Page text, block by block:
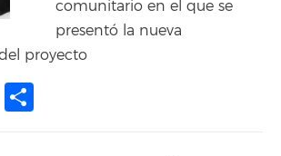
comunitario en el que se
presentó la nueva
proyecto
Email